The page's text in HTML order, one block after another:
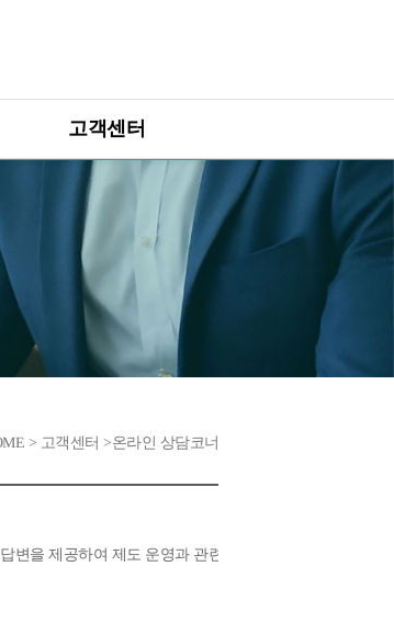
고객센터
사업공고 및 안내
온라인 상담코너
자주 묻는 질문
오프라인 상담
> 고객센터 >온라인 상담코너
변을 제공하여 제도 운영과 관련